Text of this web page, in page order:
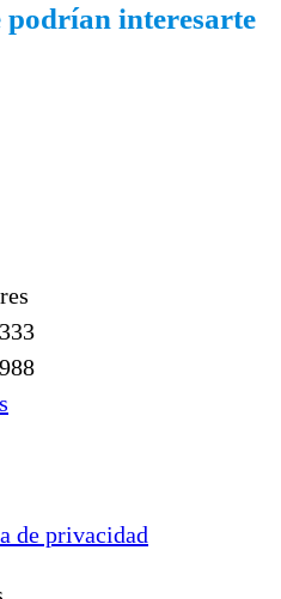
interesarte
de privacidad